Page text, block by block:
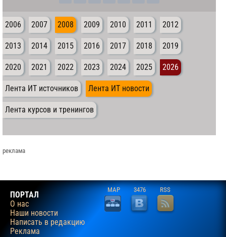
2006 2007 2008 2009 2010 2011 2012
2013 2014 2015 2016 2017 2018 2019
2020 2021 2022 2023 2024 2025 2026
Лента ИТ источников Лента ИТ новости
Лента курсов и тренингов
реклама
ПОРТАЛ
О нас
Наши новости
Написать в редакцию
Реклама
MAP 3476 RSS